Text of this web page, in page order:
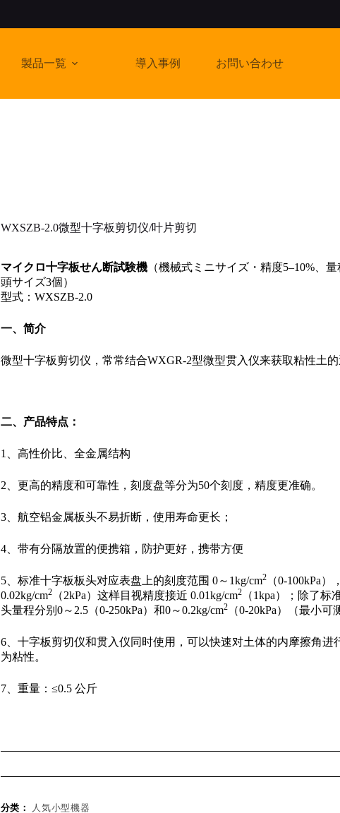
製品一覧 導入事例 お問い合わせ
WXSZB‑2.0微型十字板剪切仪/叶片剪切
マイクロ十字板せん断試験機（機械式ミニサイズ・精度5–10%、量
頭サイズ3個）
型式：WXSZB‑2.0
一、简介
微型十字板剪切仪，常常结合WXGR-2型微型贯入仪来获取粘性土的
二、 产品特点：
1、高性价比、全金属结构
2、更高的精度和可靠性，刻度盘等分为50个刻度，精度更准确。
3、航空铝金属板头不易折断，使用寿命更长；
4、带有分隔放置的便携箱，防护更好，携带方便
5、标准十字板板头对应表盘上的刻度范围 0～1kg/cm2（0-100kPa）
0.02kg/cm2（2kPa）这样目视精度接近 0.01kg/cm2（1kpa）；除了标
头量程分别0～2.5（0-250kPa）和0～0.2kg/cm2（0-20kPa）（最小可
6、十字板剪切仪和贯入仪同时使用，可以快速对土体的内摩擦角进
为粘性。
7、重量：≤0.5 公斤
分类： 人気小型機器